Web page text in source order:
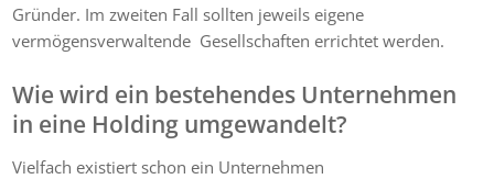
Gründer. Im zweiten Fall sollten jeweils eigene
vermögensverwaltende Gesellschaften errichtet werden.
Wie wird ein bestehendes Unternehmen
in eine Holding umgewandelt?
Vielfach existiert schon ein Unternehmen